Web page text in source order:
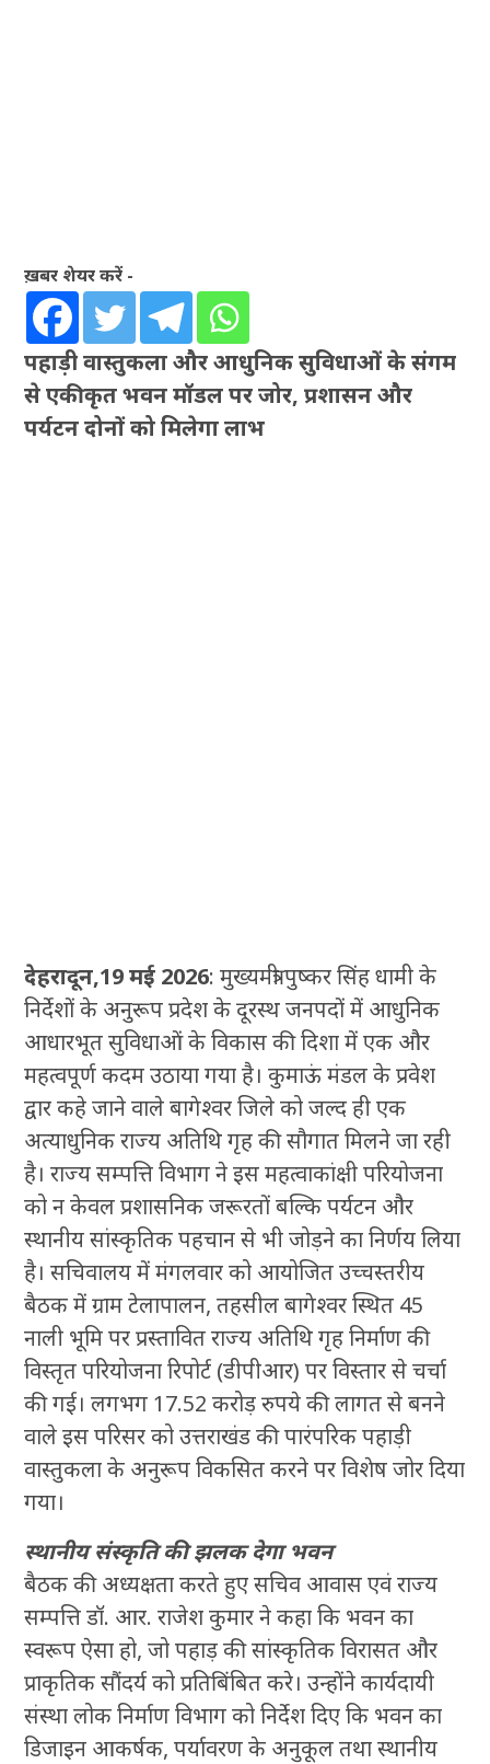
ख़बर शेयर करें -
पहाड़ी वास्तुकला और आधुनिक सुविधाओं के संगम
से एकीकृत भवन मॉडल पर जोर, प्रशासन और
पर्यटन दोनों को मिलेगा लाभ
देहरादून,19 मई 2026: मुख्यमंत्री पुष्कर सिंह धामी के
निर्देशों के अनुरूप प्रदेश के दूरस्थ जनपदों में आधुनिक
आधारभूत सुविधाओं के विकास की दिशा में एक और
महत्वपूर्ण कदम उठाया गया है। कुमाऊं मंडल के प्रवेश
द्वार कहे जाने वाले बागेश्वर जिले को जल्द ही एक
अत्याधुनिक राज्य अतिथि गृह की सौगात मिलने जा रही
है। राज्य सम्पत्ति विभाग ने इस महत्वाकांक्षी परियोजना
को न केवल प्रशासनिक जरूरतों बल्कि पर्यटन और
स्थानीय सांस्कृतिक पहचान से भी जोड़ने का निर्णय लिया
है। सचिवालय में मंगलवार को आयोजित उच्चस्तरीय
बैठक में ग्राम टेलापालन, तहसील बागेश्वर स्थित 45
नाली भूमि पर प्रस्तावित राज्य अतिथि गृह निर्माण की
विस्तृत परियोजना रिपोर्ट (डीपीआर) पर विस्तार से चर्चा
की गई। लगभग 17.52 करोड़ रुपये की लागत से बनने
वाले इस परिसर को उत्तराखंड की पारंपरिक पहाड़ी
वास्तुकला के अनुरूप विकसित करने पर विशेष जोर दिया
गया।
स्थानीय संस्कृति की झलक देगा भवन
बैठक की अध्यक्षता करते हुए सचिव आवास एवं राज्य
सम्पत्ति डॉ. आर. राजेश कुमार ने कहा कि भवन का
स्वरूप ऐसा हो, जो पहाड़ की सांस्कृतिक विरासत और
प्राकृतिक सौंदर्य को प्रतिबिंबित करे। उन्होंने कार्यदायी
संस्था लोक निर्माण विभाग को निर्देश दिए कि भवन का
डिजाइन आकर्षक, पर्यावरण के अनुकूल तथा स्थानीय